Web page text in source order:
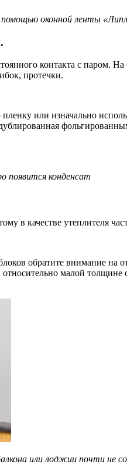
помощью оконной ленты
контакта с паром.
протечки.
или изначально
появится конденсат
в качестве утеплителя
обратите внимание
малой
или лоджии почти не